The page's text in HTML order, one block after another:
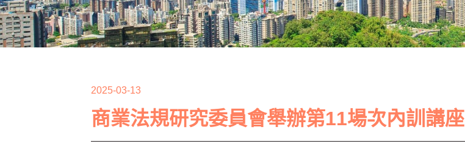
2025-03-13
商業法規研究委員會舉辦第11場次內訓講座